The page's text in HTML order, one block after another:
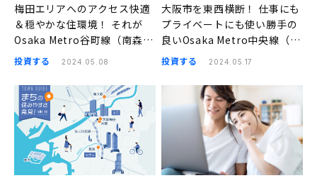
梅田エリアへのアクセス快適
＆穏やかな住環境！ それが
Osaka Metro谷町線（南森
町、天満橋、谷町四丁目、四
まちの住みやすさ発見
投資する 2024.05.08
大阪市を東西横断！ 仕事にも
プライベートにも使い勝手の
良いOsaka Metro中央線（阿
波座、本町、堺筋本町、谷町
発見
投資する 2024.05.17